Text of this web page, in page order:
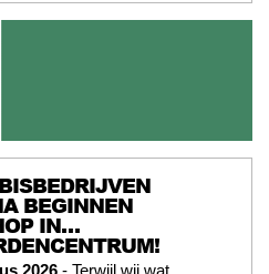
BEGINNEN
IN…
2026 - Terwijl wij wat